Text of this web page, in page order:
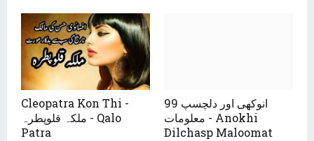
Cleopatra Kon Thi -
ملکہ قلوپطرہ - Qalo
Patra
99 انوکھی اور دلچسپ
معلومات - Anokhi
Dilchasp Maloomat